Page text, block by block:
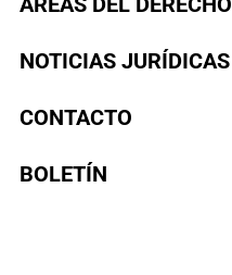
NOTICIAS JURÍDICAS
CONTACTO
BOLETÍN